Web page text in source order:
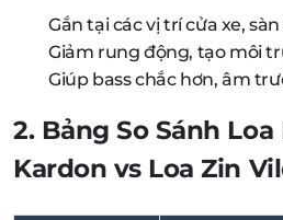
Gắn tại các vị trí cửa xe, sàn
Giảm rung động, tạo môi
Giúp bass chắc hơn, âm
2. Bảng So Sánh
Kardon vs Loa Zin